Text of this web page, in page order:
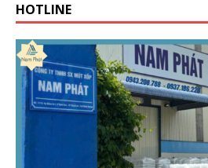
HOTLINE